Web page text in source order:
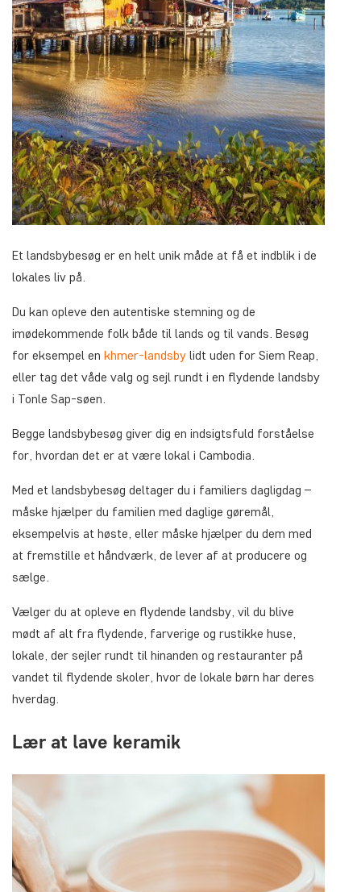
Et landsbybesøg er en helt unik måde at få et indblik i de
lokales liv på.
Du kan opleve den autentiske stemning og de
imødekommende folk både til lands og til vands. Besøg
for eksempel en khmer-landsby lidt uden for Siem Reap,
eller tag det våde valg og sejl rundt i en flydende landsby
i Tonle Sap-søen.
Begge landsbybesøg giver dig en indsigtsfuld forståelse
for, hvordan det er at være lokal i Cambodia.
Med et landsbybesøg deltager du i familiers dagligdag –
måske hjælper du familien med daglige gøremål,
eksempelvis at høste, eller måske hjælper du dem med
at fremstille et håndværk, de lever af at producere og
sælge.
Vælger du at opleve en flydende landsby, vil du blive
mødt af alt fra flydende, farverige og rustikke huse,
lokale, der sejler rundt til hinanden og restauranter på
vandet til flydende skoler, hvor de lokale børn har deres
hverdag.
Lær at lave keramik